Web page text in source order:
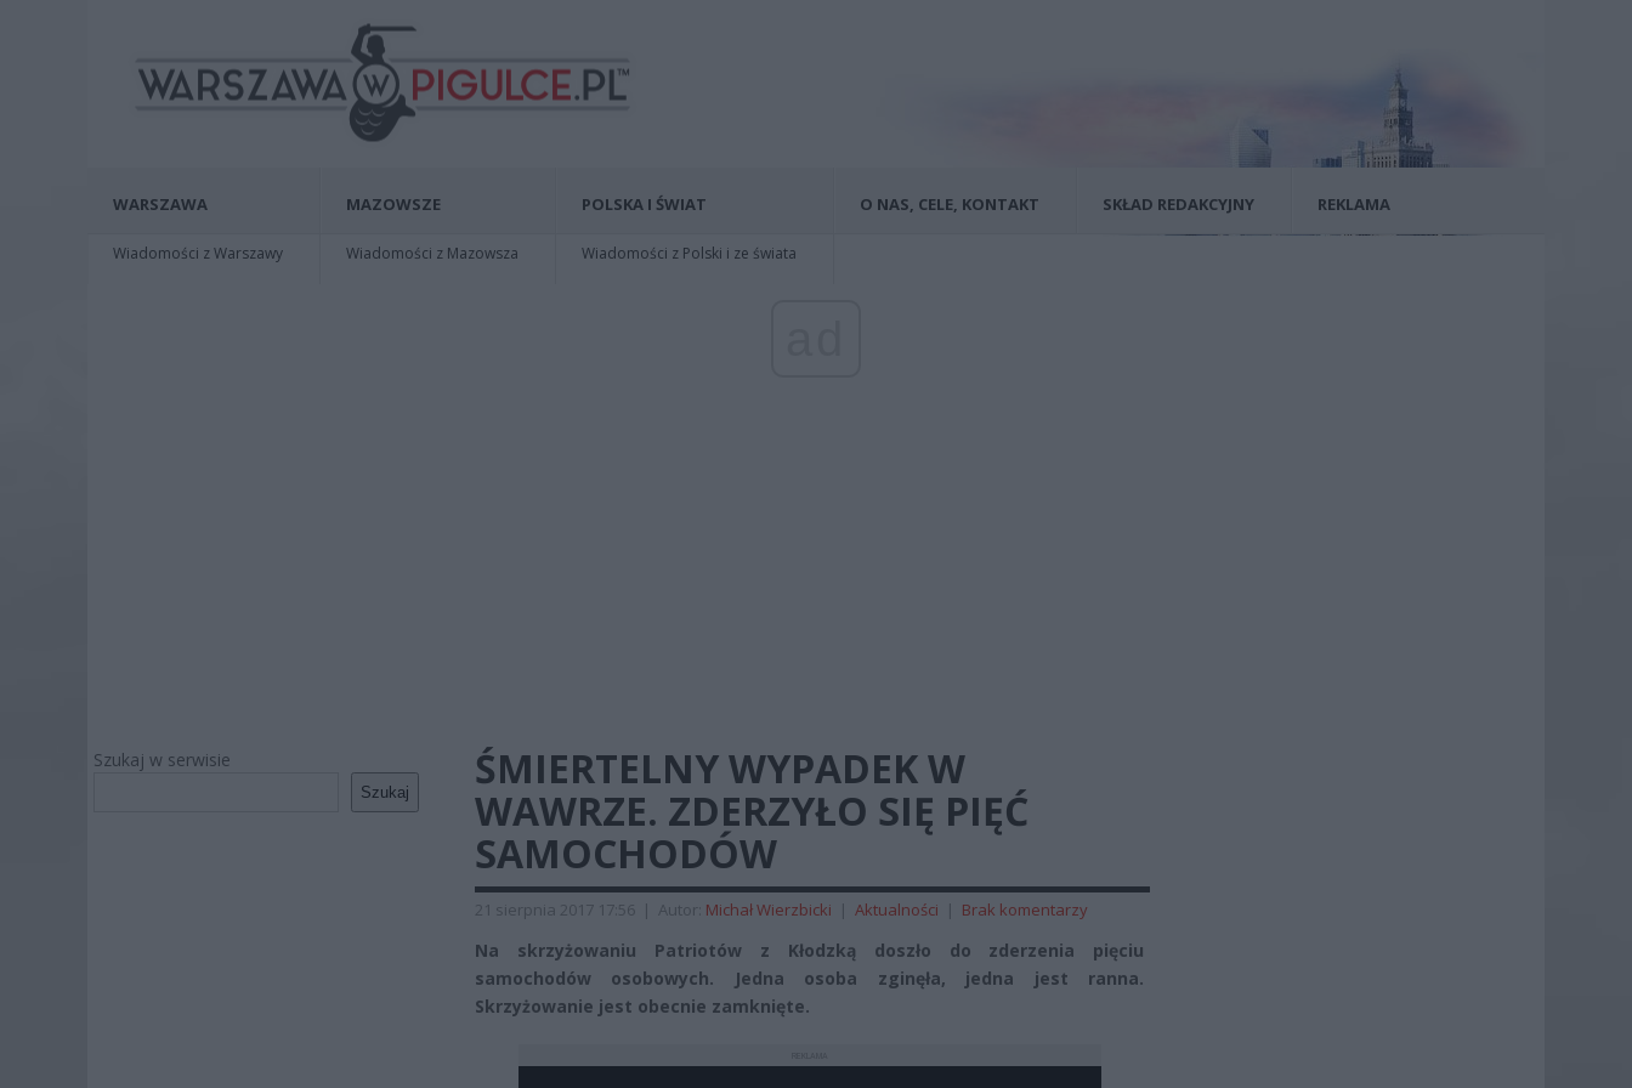
WARSZAWA
Wiadomości z Warszawy
MAZOWSZE
Wiadomości z Mazowsza
POLSKA I ŚWIAT
Wiadomości z Polski i ze świata
O NAS, CELE, KONTAKT SKŁAD REDAKCYJNY REKLAMA
Szukaj w serwisie
Szukaj
ŚMIERTELNY WYPADEK W
WAWRZE. ZDERZYŁO SIĘ PIĘĆ
SAMOCHODÓW
21 sierpnia 2017 17:56 | Autor: Michał Wierzbicki | Aktualności | Brak komentarzy
Na skrzyżowaniu Patriotów z Kłodzką doszło do zderzenia pięciu
samochodów osobowych. Jedna osoba zginęła, jedna jest ranna.
Skrzyżowanie jest obecnie zamknięte.